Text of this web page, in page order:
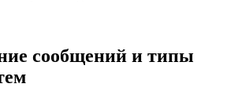
сообщений и типы